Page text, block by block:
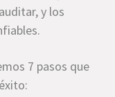
y los
7 pasos que